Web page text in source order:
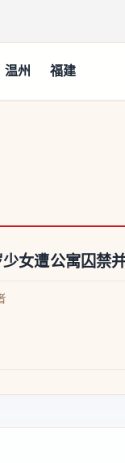
温州 福建
女遭公寓囚禁